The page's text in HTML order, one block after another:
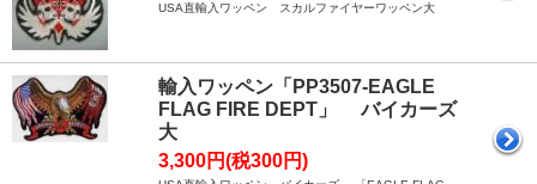
USA直輸入ワッペン スカルファイヤーワッペン大
輸入ワッペン「PP3507-EAGLE
FLAG FIRE DEPT」 バイカーズ
大
3,300円(税300円)